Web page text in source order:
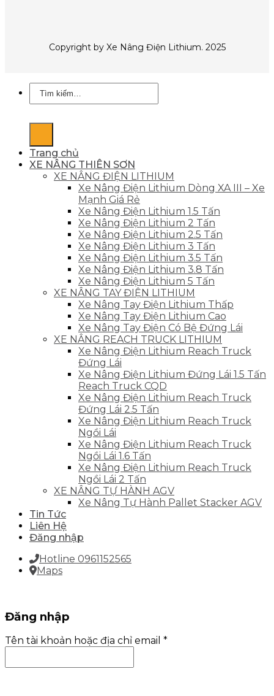
Copyright by Xe Nâng Điện Lithium. 2025
Tìm
kiếm:
Trang chủ
XE NÂNG THIÊN SƠN
XE NÂNG ĐIỆN LITHIUM
Xe Nâng Điện Lithium Dòng XA III – Xe
Mạnh Giá Rẻ
Xe Nâng Điện Lithium 1.5 Tấn
Xe Nâng Điện Lithium 2 Tấn
Xe Nâng Điện Lithium 2.5 Tấn
Xe Nâng Điện Lithium 3 Tấn
Xe Nâng Điện Lithium 3.5 Tấn
Xe Nâng Điện Lithium 3.8 Tấn
Xe Nâng Điện Lithium 5 Tấn
XE NÂNG TAY ĐIỆN LITHIUM
Xe Nâng Tay Điện Lithium Thấp
Xe Nâng Tay Điện Lithium Cao
Xe Nâng Tay Điện Có Bệ Đứng Lái
XE NÂNG REACH TRUCK LITHIUM
Xe Nâng Điện Lithium Reach Truck
Đứng Lái
Xe Nâng Điện Lithium Đứng Lái 1.5 Tấn
Reach Truck CQD
Xe Nâng Điện Lithium Reach Truck
Đứng Lái 2.5 Tấn
Xe Nâng Điện Lithium Reach Truck
Ngồi Lái
Xe Nâng Điện Lithium Reach Truck
Ngồi Lái 1.6 Tấn
Xe Nâng Điện Lithium Reach Truck
Ngồi Lái 2 Tấn
XE NÂNG TỰ HÀNH AGV
Xe Nâng Tự Hành Pallet Stacker AGV
Tin Tức
Liên Hệ
Đăng nhập
Hotline 0961152565
Maps
Đăng nhập
Tên tài khoản hoặc địa chỉ email *